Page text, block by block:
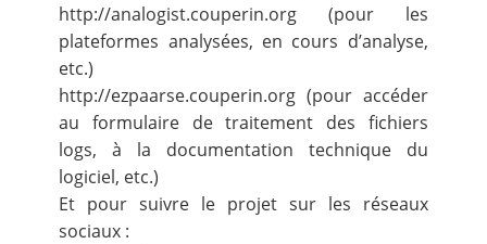
http://analogist.couperin.org (pour les
plateformes analysées, en cours d’analyse,
etc.)
http://ezpaarse.couperin.org (pour accéder
au formulaire de traitement des fichiers
logs, à la documentation technique du
logiciel, etc.)
Et pour suivre le projet sur les réseaux
sociaux :